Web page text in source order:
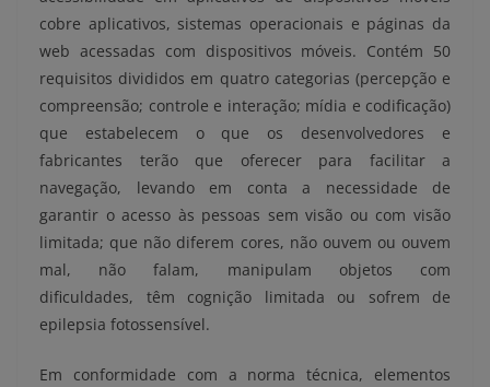
cobre aplicativos, sistemas operacionais e páginas da
web acessadas com dispositivos móveis. Contém 50
requisitos divididos em quatro categorias (percepção e
compreensão; controle e interação; mídia e codificação)
que estabelecem o que os desenvolvedores e
fabricantes terão que oferecer para facilitar a
navegação, levando em conta a necessidade de
garantir o acesso às pessoas sem visão ou com visão
limitada; que não diferem cores, não ouvem ou ouvem
mal, não falam, manipulam objetos com
dificuldades, têm cognição limitada ou sofrem de
epilepsia fotossensível.
Em conformidade com a norma técnica, elementos